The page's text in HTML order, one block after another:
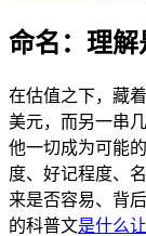
命名：理
在估值之下，藏
美元，而另一串
他一切成为可能
度、好记程度、
来是否容易、背
的科普文是什么